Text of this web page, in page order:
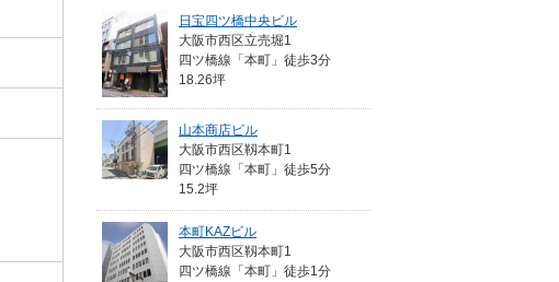
日宝四ツ橋中央ビル
大阪市西区立売堀1
四ツ橋線「本町」徒歩3分
18.26坪
山本商店ビル
大阪市西区靱本町1
四ツ橋線「本町」徒歩5分
15.2坪
本町KAZビル
大阪市西区靱本町1
四ツ橋線「本町」徒歩1分